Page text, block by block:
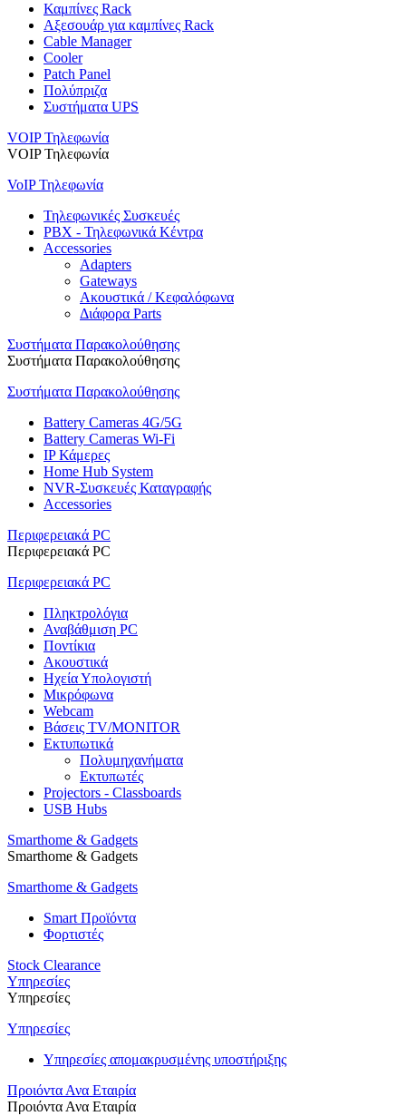
Καμπίνες Rack
Αξεσουάρ για καμπίνες Rack
Cable Manager
Cooler
Patch Panel
Πολύπριζα
Συστήματα UPS
VOIP Τηλεφωνία
VOIP Τηλεφωνία
VoIP Τηλεφωνία
Τηλεφωνικές Συσκευές
PBX - Τηλεφωνικά Κέντρα
Accessories
Adapters
Gateways
Ακουστικά / Κεφαλόφωνα
Διάφορα Parts
Συστήματα Παρακολούθησης
Συστήματα Παρακολούθησης
Συστήματα Παρακολούθησης
Battery Cameras 4G/5G
Battery Cameras Wi-Fi
IP Κάμερες
Home Hub System
NVR-Συσκευές Καταγραφής
Accessories
Περιφερειακά PC
Περιφερειακά PC
Περιφερειακά PC
Πληκτρολόγια
Αναβάθμιση PC
Ποντίκια
Ακουστικά
Ηχεία Υπολογιστή
Μικρόφωνα
Webcam
Βάσεις TV/MONITOR
Εκτυπωτικά
Πολυμηχανήματα
Εκτυπωτές
Projectors - Classboards
USB Hubs
Smarthome & Gadgets
Smarthome & Gadgets
Smarthome & Gadgets
Smart Προϊόντα
Φορτιστές
Stock Clearance
Υπηρεσίες
Υπηρεσίες
Υπηρεσίες
Υπηρεσίες απομακρυσμένης υποστήριξης
Προιόντα Ανα Εταιρία
Προιόντα Ανα Εταιρία